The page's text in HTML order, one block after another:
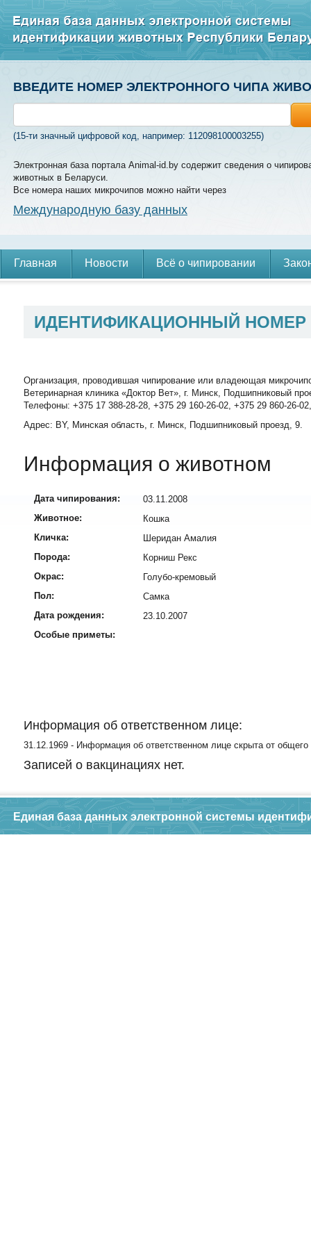
ВВЕДИТЕ НОМЕР ЭЛЕКТРОННОГО ЧИПА
(15-ти значный цифровой код, например: 112098100003255)
Электронная база портала Animal-id.by содержит сведения о
животных в Беларуси.
Все номера наших микрочипов можно найти через
Международную базу данных
Главная Новости Всё о чипировании
ИДЕНТИФИКАЦИОННЫЙ
Организация, проводившая чипирование или владеющая
Ветеринарная клиника «Доктор Вет», г. Минск, Подшипниковый
Телефоны: +375 17 388-28-28, +375 29 160-26-02, +375 29 860-26-
Адрес: BY, Минская область, г. Минск, Подшипниковый проезд, 9.
Информация о животном
Дата чипирования:
03.11.2008
Животное:
Кошка
Кличка:
Шеридан Амалия
Порода:
Корниш Рекс
Окрас:
Голубо-кремовый
Пол:
Самка
Дата рождения:
23.10.2007
Особые приметы:
Информация об ответственном лице:
31.12.1969 - Информация об ответственном лице скрыта от общего
Записей о вакцинациях нет.
Единая база данных электронной системы